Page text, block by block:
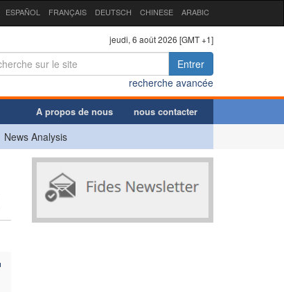
ESPAÑOL FRANÇAIS DEUTSCH CHINESE ARABIC
jeudi, 6 août 2026 [GMT +1]
Entrer
recherche avancée
A propos de nous nous contacter
News Analysis